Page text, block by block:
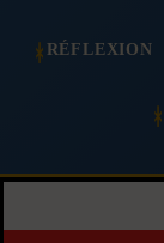
RÉFLEXION